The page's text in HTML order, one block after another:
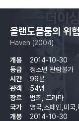
올랜도블룸의 위
Haven (2004)
개봉
2014-10-30
등급
청소년 관람불가
시간
99분
관객
54명
장르
범죄, 드라마
국가
영국,스페인,미국,
개봉
2014-10-30